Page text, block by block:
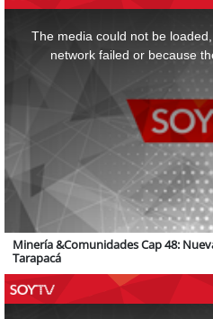
The media could not be
network failed or because
Minería &Comunidades Cap 48:
Tarapacá